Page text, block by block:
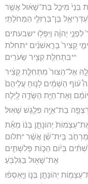
בְּנֵי֙ מִיכַ֣ל בַּת־שָׁא֔וּל אֲשֶׁ֥ר
בֶּן־בַּרְזִלַּ֖י הַמְּחֹלָתִֽי׃
יְהוָ֔ה וַיִּפְּל֥וּ *שבעתים
קָצִיר֙ בָּרִ֣אשֹׁנִ֔ים *תחלת
**בִּתְחִלַּ֖ת קְצִ֥יר שְׂעֹרִֽים׃
אֶל־הַצּוּר֙ מִתְּחִלַּ֣ת קָצִ֔יר
ע֨וֹף הַשָּׁמַ֜יִם לָנ֤וּחַ עֲלֵיהֶם֙
יוֹמָ֔ם וְאֶת־חַיַּ֥ת הַשָּׂדֶ֖ה לָֽיְלָה׃
בַת־אַיָּ֖ה פִּלֶ֥גֶשׁ שָׁאֽוּל׃
יְהוֹנָתָ֣ן בְּנ֔וֹ מֵאֵ֕ת
בֵּֽית־שַׁ֗ן אֲשֶׁ֨ר *תלום
בְּי֨וֹם הַכּ֧וֹת פְּלִשְׁתִּ֛ים
אֶת־שָׁא֖וּל בַּגִּלְבֹּֽעַ׃
יְהוֹנָתָ֣ן בְּנ֑וֹ וַיַּ֣אַסְפ֔וּ